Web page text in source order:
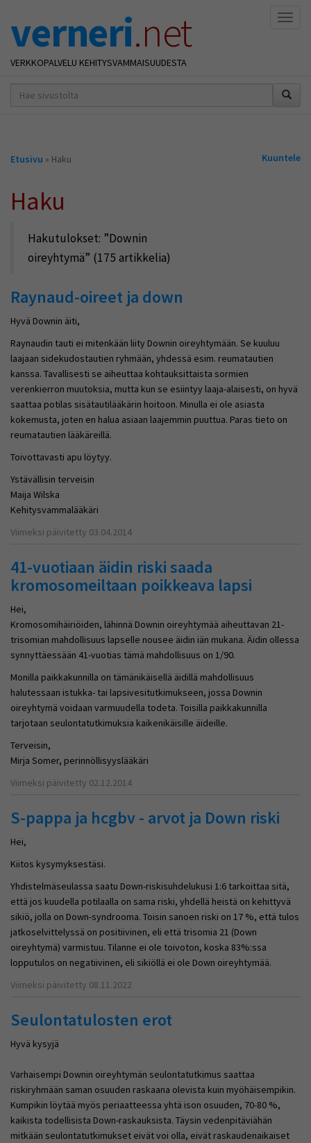
verneri.net
VERKKOPALVELU KEHITYSVAMMAISUUDESTA
hakusana(t)
Olet
Etusivu » Haku Kuuntele
Haku
Hakutulokset:
Downin
oireyhtymä
(175 artikkelia)
Raynaud-oireet ja down
Hyvä Downin äiti,
Raynaudin tauti ei mitenkään liity Downin oireyhtymään. Se kuuluu
laajaan sidekudostautien ryhmään, yhdessä esim. reumatautien
kanssa. Tavallisesti se aiheuttaa kohtauksittaista sormien
verenkierron muutoksia, mutta kun se esiintyy laaja-alaisesti, on hyvä
saattaa potilas sisätautilääkärin hoitoon. Minulla ei ole asiasta
kokemusta, joten en halua asiaan laajemmin puuttua. Paras tieto on
reumatautien lääkäreillä.
Toivottavasti apu löytyy.
Ystävällisin terveisin
Maija Wilska
Kehitysvammalääkäri
Viimeksi päivitetty 03.04.2014
41-vuotiaan äidin riski saada
kromosomeiltaan poikkeava lapsi
Hei,
Kromosomihäiriöiden, lähinnä Downin oireyhtymää aiheuttavan 21-
trisomian mahdollisuus lapselle nousee äidin iän mukana. Äidin ollessa
synnyttäessään 41-vuotias tämä mahdollisuus on 1/90.
Monilla paikkakunnilla on tämänikäisellä äidillä mahdollisuus
halutessaan istukka- tai lapsivesitutkimukseen, jossa Downin
oireyhtymä voidaan varmuudella todeta. Toisilla paikkakunnilla
tarjotaan seulontatutkimuksia kaikenikäisille äideille.
Terveisin,
Mirja Somer, perinnöllisyyslääkäri
Viimeksi päivitetty 02.12.2014
S-pappa ja hcgbv - arvot ja Down riski
Hei,
Kiitos kysymyksestäsi.
Yhdistelmäseulassa saatu Down-riskisuhdelukusi 1:6 tarkoittaa sitä,
että jos kuudella potilaalla on sama riski, yhdellä heistä on kehittyvä
sikiö, jolla on Down-syndrooma. Toisin sanoen riski on 17 %, että tulos
jatkoselvittelyssä on positiivinen, eli että trisomia 21 (Down
oireyhtymä) varmistuu. Tilanne ei ole toivoton, koska 83%:ssa
lopputulos on negatiivinen, eli sikiöllä ei ole Down oireyhtymää.
Viimeksi päivitetty 08.11.2022
Seulontatulosten erot
Hyvä kysyjä
Varhaisempi Downin oireyhtymän seulontatutkimus saattaa
riskiryhmään saman osuuden raskaana olevista kuin myöhäisempikin.
Kumpikin löytää myös periaatteessa yhtä ison osuuden, 70-80 %,
kaikista todellisista Down-raskauksista. Täysin vedenpitäviähän
mitkään seulontatutkimukset eivät voi olla, eivät raskaudenaikaiset